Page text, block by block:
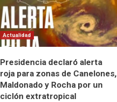
Actualidad
Presidencia declaró alerta
roja para zonas de Canelones,
Maldonado y Rocha por un
ciclón extratropical